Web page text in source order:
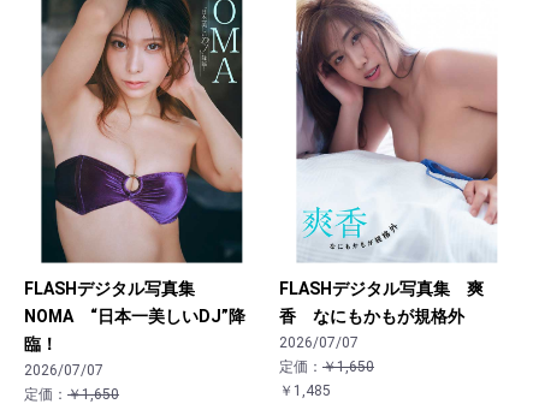
FLASHデジタル写真集
NOMA “日本一美しいDJ”降
臨！
2026/07/07
定価： ￥1,650
FLASHデジタル写真集 爽
香 なにもかもが規格外
2026/07/07
定価： ￥1,650
￥1,485